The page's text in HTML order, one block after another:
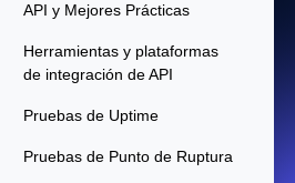
API y Mejores Prácticas
Herramientas y plataformas
de integración de API
Pruebas de Uptime
Pruebas de Punto de Ruptura